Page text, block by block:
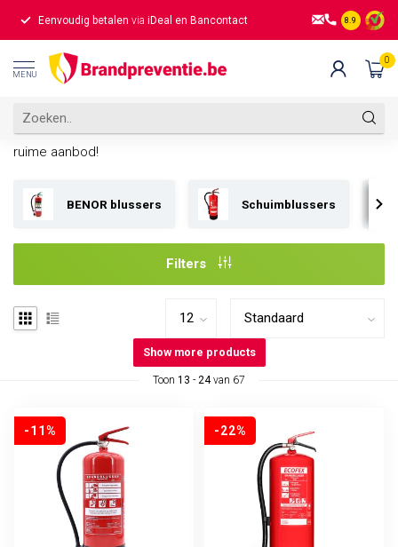
Eenvoudig betalen via iDeal en Bancontact Gratis
8.9
MENU
0
Home / Brandblussers
Brandblussers
Bij Brandpreventie.be vind je een uitgebreid en hoogwaardig
assortiment brandblussers voor elk type brand. Ontdek ons
ruime aanbod!
BENOR blussers Schuimblussers
Filters
Show more products
Toon 13 - 24van 67
-11% -22%